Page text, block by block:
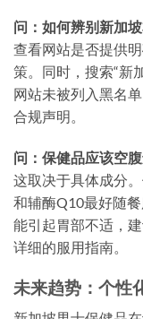
问：如何辨别新加
查看网站是否提供
策。同时，搜索“新
网站未被列入黑名
合规声明。
问：保健品应该空
这取决于具体成分
和辅酶Q10最好随
能引起胃部不适，
详细的服用指南。
未来趋势：个性